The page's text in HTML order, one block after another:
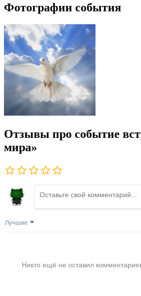
Фотографии события
Отзывы про событие
мира»
Лучшие
Никто ещё не оставил